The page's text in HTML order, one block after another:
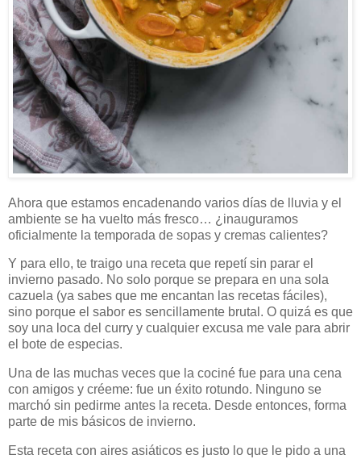
Ahora que estamos encadenando varios días de lluvia y el
ambiente se ha vuelto más fresco… ¿inauguramos
oficialmente la temporada de sopas y cremas calientes?
Y para ello, te traigo una receta que repetí sin parar el
invierno pasado. No solo porque se prepara en una sola
cazuela (ya sabes que me encantan las recetas fáciles),
sino porque el sabor es sencillamente brutal. O quizá es que
soy una loca del curry y cualquier excusa me vale para abrir
el bote de especias.
Una de las muchas veces que la cociné fue para una cena
con amigos y créeme: fue un éxito rotundo. Ninguno se
marchó sin pedirme antes la receta. Desde entonces, forma
parte de mis básicos de invierno.
Esta receta con aires asiáticos es justo lo que le pido a una